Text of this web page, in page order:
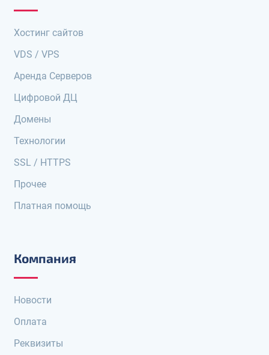
Хостинг сайтов
VDS / VPS
Аренда Серверов
Цифровой ДЦ
Домены
Технологии
SSL / HTTPS
Прочее
Платная помощь
Компания
Новости
Оплата
Реквизиты